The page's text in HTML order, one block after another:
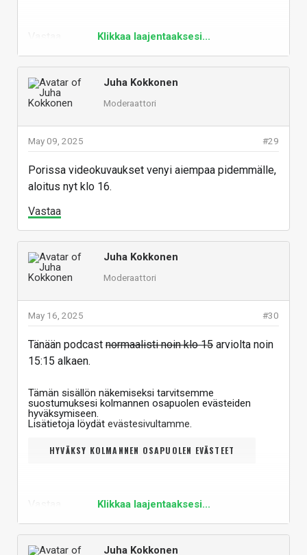
Klikkaa laajentaaksesi...
Juha Kokkonen
Moderaattori
#29
May 09, 2025
Porissa videokuvaukset venyi aiempaa pidemmälle,
aloitus nyt klo 16.
Vastaa
Juha Kokkonen
Moderaattori
#30
May 16, 2025
Tänään podcast normaalisti noin klo 15 arviolta noin
15:15 alkaen.
Tämän sisällön näkemiseksi tarvitsemme
suostumuksesi kolmannen osapuolen evästeiden
hyväksymiseen.
Lisätietoja löydät evästesivultamme.
HYVÄKSY KOLMANNEN OSAPUOLEN EVÄSTEET
Klikkaa laajentaaksesi...
Juha Kokkonen